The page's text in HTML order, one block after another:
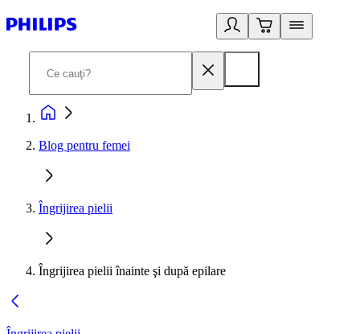
Blog pentru femei
Îngrijirea pielii
Îngrijirea pielii înainte şi după epilare